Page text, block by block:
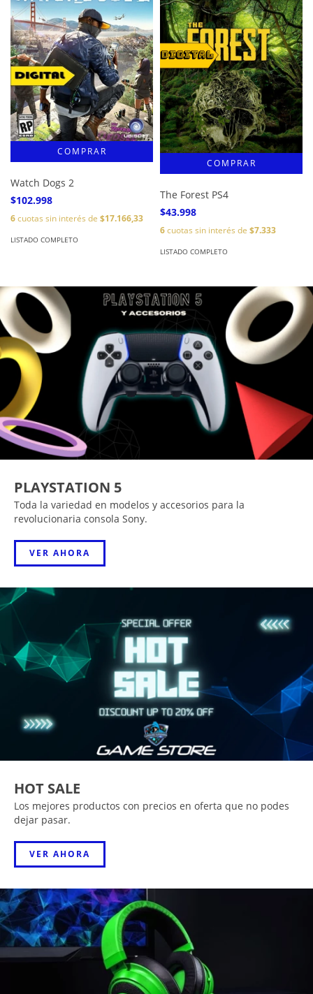
Watch Dogs 2
$102.998
6cuotas sin interés de $17.166,33
LISTADO COMPLETO
The Forest PS4
$43.998
6cuotas sin interés de $7.333
LISTADO COMPLETO
PLAYSTATION 5
Toda la variedad en modelos y accesorios para la
revolucionaria consola Sony.
VER AHORA
HOT SALE
Los mejores productos con precios en oferta que no podes
dejar pasar.
VER AHORA